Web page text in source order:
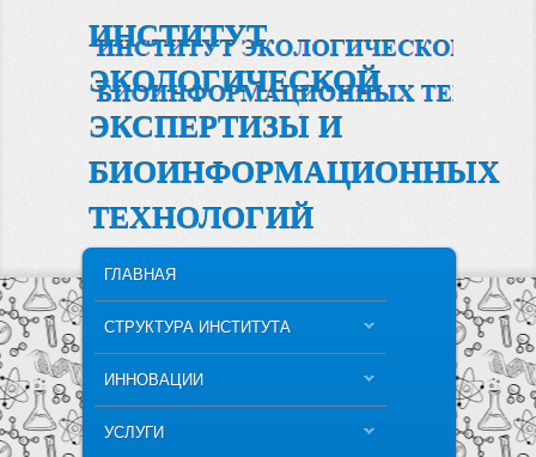
ИНСТИТУТ
ЭКОЛОГИЧЕСКОЙ
ЭКСПЕРТИЗЫ И
БИОИНФОРМАЦИОННЫХ
ТЕХНОЛОГИЙ
SKIP TO PRIMARY CONTENT
SKIP TO SECONDARY CONTENT
ГЛАВНАЯ
СТРУКТУРА ИНСТИТУТА
ИННОВАЦИИ
УСЛУГИ